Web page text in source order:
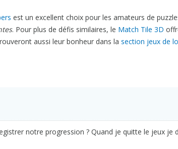
est un excellent choix pour les amateurs de
. Pour plus de défis similaires, le Match Tile 3D
aussi leur bonheur dans la section jeux de
notre progression ? Quand je quitte le jeux je